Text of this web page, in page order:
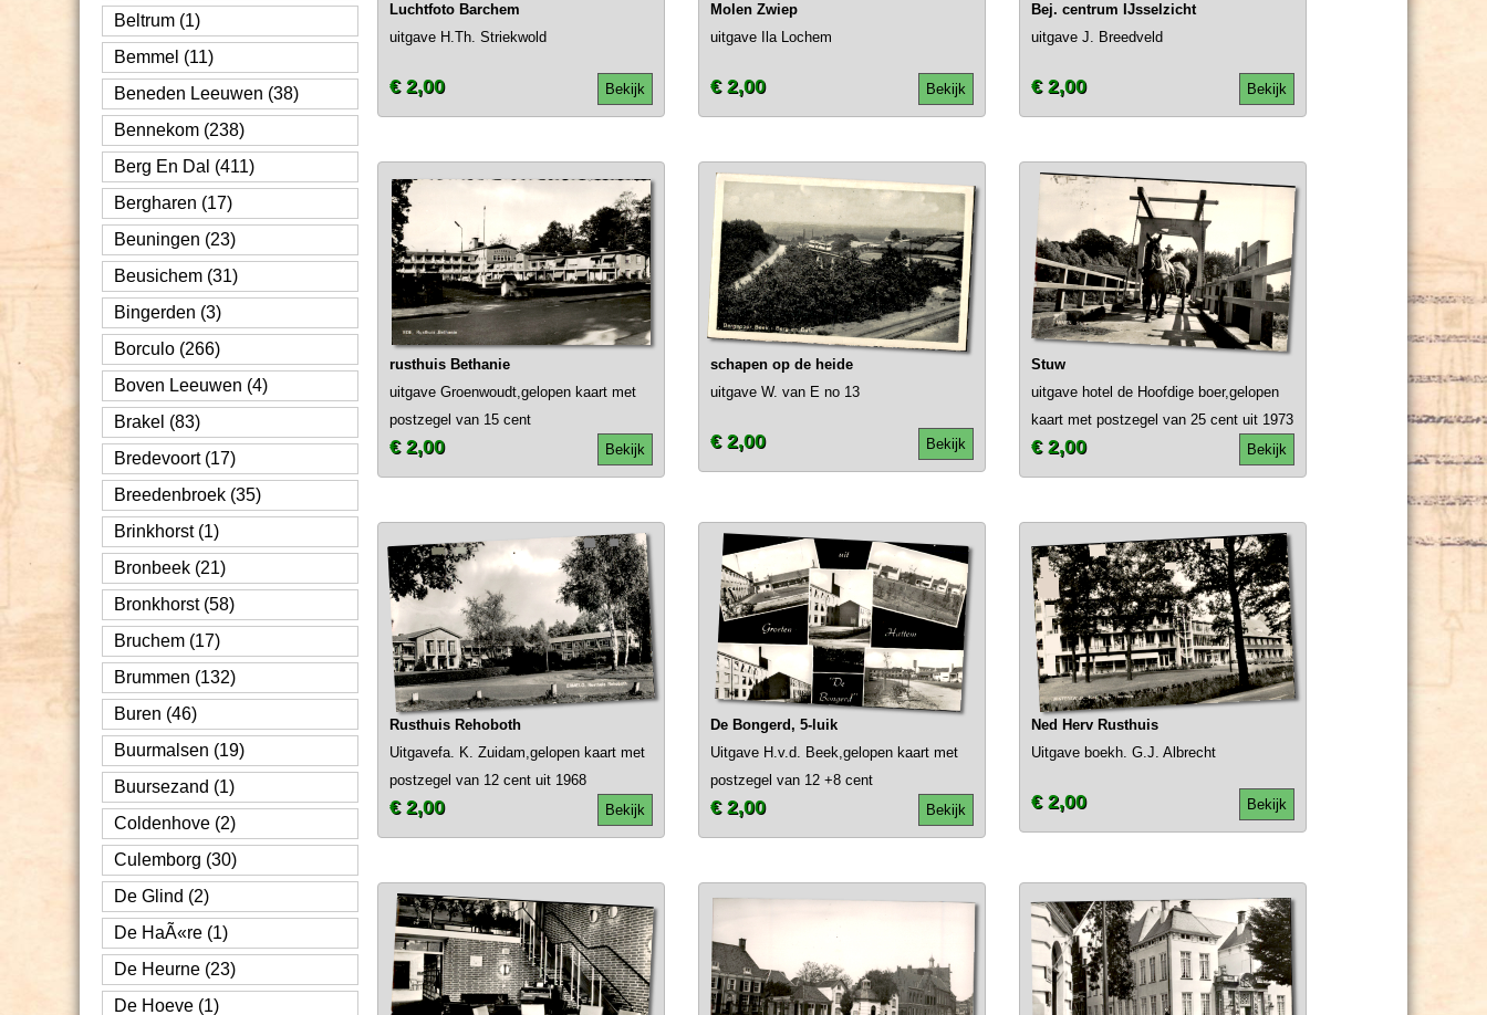
Beltrum (1)
Bemmel (11)
Beneden Leeuwen (38)
Bennekom (238)
Berg En Dal (411)
Bergharen (17)
Beuningen (23)
Beusichem (31)
Bingerden (3)
Borculo (266)
Boven Leeuwen (4)
Brakel (83)
Bredevoort (17)
Breedenbroek (35)
Brinkhorst (1)
Bronbeek (21)
Bronkhorst (58)
Bruchem (17)
Brummen (132)
Buren (46)
Buurmalsen (19)
Buursezand (1)
Coldenhove (2)
Culemborg (30)
De Glind (2)
De HaÃ«re (1)
De Heurne (23)
De Hoeve (1)
Luchtfoto Barchem
uitgave H.Th. Striekwold
Bekijk
€ 2,00
Molen Zwiep
uitgave Ila Lochem
Bekijk
€ 2,00
Bej. centrum IJsselzicht
uitgave J. Breedveld
Bekijk
€ 2,00
rusthuis Bethanie
uitgave Groenwoudt,gelopen kaart met
postzegel van 15 cent
Bekijk
€ 2,00
schapen op de heide
uitgave W. van E no 13
Bekijk
€ 2,00
Stuw
uitgave hotel de Hoofdige boer,gelopen
kaart met postzegel van 25 cent uit 1973
Bekijk
€ 2,00
Rusthuis Rehoboth
Uitgavefa. K. Zuidam,gelopen kaart met
postzegel van 12 cent uit 1968
Bekijk
€ 2,00
De Bongerd, 5-luik
Uitgave H.v.d. Beek,gelopen kaart met
postzegel van 12 +8 cent
Bekijk
€ 2,00
Ned Herv Rusthuis
Uitgave boekh. G.J. Albrecht
Bekijk
€ 2,00